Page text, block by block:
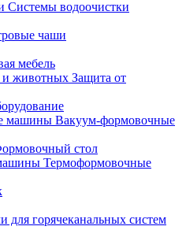
Системы водоочистки
чаши
мебель
Защита от
Вакуум-формовочные
стол
Термоформовочные
для горячеканальных систем